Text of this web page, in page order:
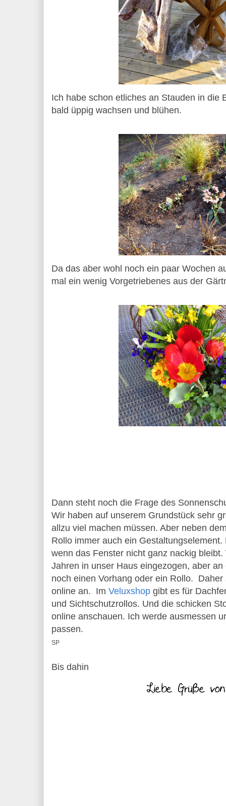
Ich habe schon etliches an Stauden in die
bald üppig wachsen und blühen.
Da das aber wohl noch ein paar Wochen
mal ein wenig Vorgetriebenes aus der
Dann steht noch die Frage des
Wir haben auf unserem Grundstück sehr
allzu viel machen müssen. Aber neben
Rollo immer auch ein
wenn das Fenster nicht ganz nackig
Jahren in unser Haus eingezogen, aber
noch einen Vorhang oder ein Rollo.
online an. Im Veluxshop gibt es für
und Sichtschutzrollos. Und die schicken
online anschauen. Ich werde ausmessen
passen.
SP
Bis dahin